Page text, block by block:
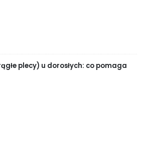
i zapobiegania powikłaniom